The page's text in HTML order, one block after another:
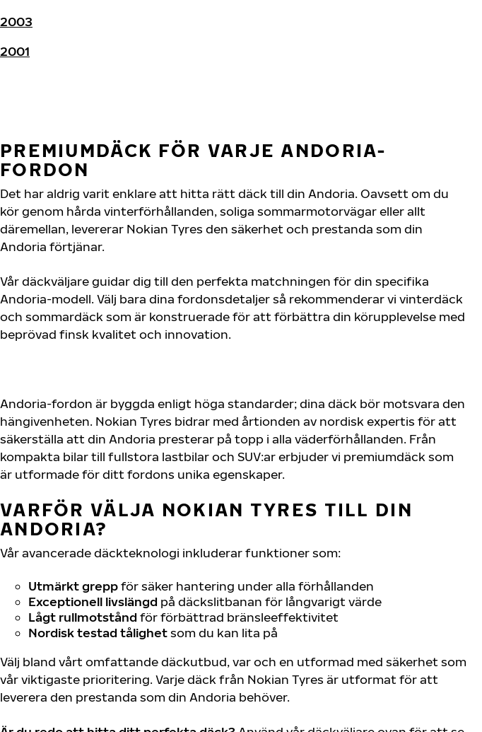
2003
2001
PREMIUMDÄCK FÖR VARJE ANDORIA-
FORDON
Det har aldrig varit enklare att hitta rätt däck till din Andoria. Oavsett om du
kör genom hårda vinterförhållanden, soliga sommarmotorvägar eller allt
däremellan, levererar Nokian Tyres den säkerhet och prestanda som din
Andoria förtjänar.
Vår däckväljare guidar dig till den perfekta matchningen för din specifika
Andoria-modell. Välj bara dina fordonsdetaljer så rekommenderar vi vinterdäck
och sommardäck som är konstruerade för att förbättra din körupplevelse med
beprövad finsk kvalitet och innovation.
Andoria-fordon är byggda enligt höga standarder; dina däck bör motsvara den
hängivenheten. Nokian Tyres bidrar med årtionden av nordisk expertis för att
säkerställa att din Andoria presterar på topp i alla väderförhållanden. Från
kompakta bilar till fullstora lastbilar och SUV:ar erbjuder vi premiumdäck som
är utformade för ditt fordons unika egenskaper.
VARFÖR VÄLJA NOKIAN TYRES TILL DIN
ANDORIA?
Vår avancerade däckteknologi inkluderar funktioner som:
Utmärkt greppför säker hantering under alla förhållanden
Exceptionell livslängd på däckslitbanan för långvarigt värde
Lågt rullmotstånd för förbättrad bränsleeffektivitet
Nordisk testad tålighetsom du kan lita på
Välj bland vårt omfattande däckutbud, var och en utformad med säkerhet som
vår viktigaste prioritering. Varje däck från Nokian Tyres är utformat för att
leverera den prestanda som din Andoria behöver.